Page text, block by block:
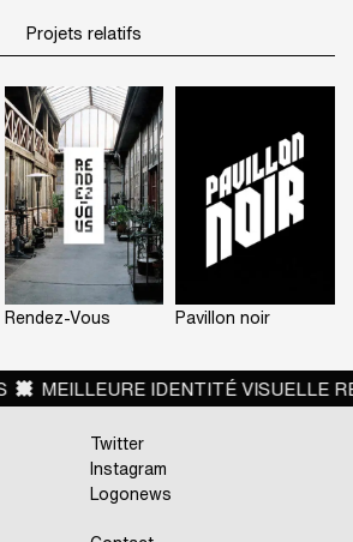
Projets relatifs
Rendez-Vous Pavillon noir
MEILLEURE IDENTITÉ VISUELLE
Twitter
Instagram
Logonews